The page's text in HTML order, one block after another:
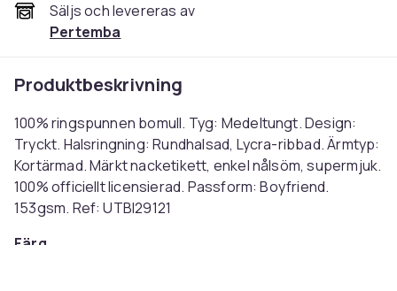
Säljs och levereras av
Pertemba
Produktbeskrivning
100% ringspunnen bomull. Tyg: Medeltungt. Design:
Tryckt. Halsringning: Rundhalsad, Lycra-ribbad. Ärmtyp:
Kortärmad. Märkt nacketikett, enkel nålsöm, supermjuk.
100% officiellt licensierad. Passform: Boyfriend.
153gsm. Ref: UTBI29121
Färg